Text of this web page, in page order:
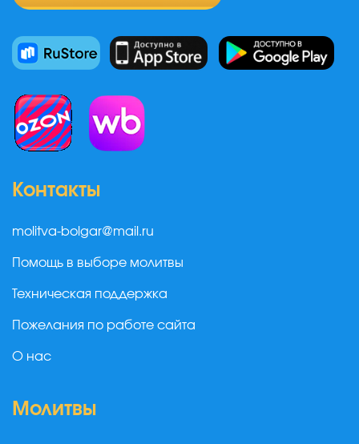
Контакты
molitva-bolgar@mail.ru
Помощь в выборе молитвы
Техническая поддержка
Пожелания по работе сайта
О нас
Молитвы